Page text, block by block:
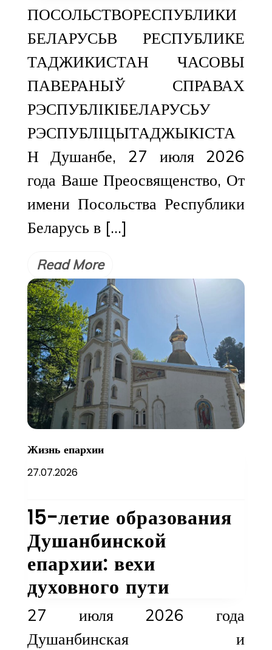
ПОСОЛЬСТВОРЕСПУБЛИКИ
БЕЛАРУСЬВ РЕСПУБЛИКЕ
ТАДЖИКИСТАН ЧАСОВЫ
ПАВЕРАНЫЎ СПРАВАХ
РЭСПУБЛІКІБЕЛАРУСЬУ
РЭСПУБЛІЦЫТАДЖЫКІСТА
Н Душанбе, 27 июля 2026
года Ваше Преосвященство, От
имени Посольства Республики
Беларусь в […]
Read More
Жизнь епархии
27.07.2026
15-летие образования
Душанбинской
епархии: вехи
духовного пути
27 июля 2026 года
Душанбинская и